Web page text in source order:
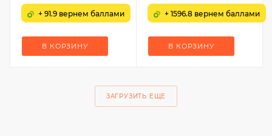
+ 91.9 вернем баллами
В КОРЗИНУ
+ 1596.8 вернем баллами
В КОРЗИНУ
ЗАГРУЗИТЬ ЕЩЕ